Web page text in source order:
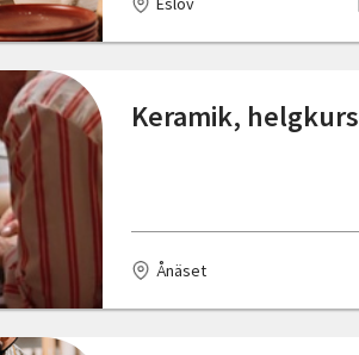
län
län
län
län
Keramik, helgkurs
Ånäset